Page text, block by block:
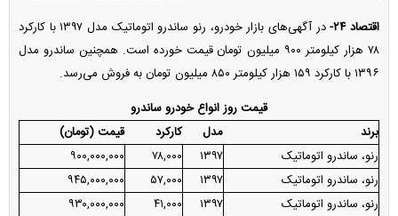
اقتصاد ۲۴-
در آگهی‌های بازار خودرو، رنو ساندرو اتوماتیک مدل ۱۳۹۷ با کارکرد
۷۸ هزار کیلومتر ۹۰۰ میلیون تومان قیمت خورده است. همچنین ساندرو مدل
۱۳۹۶ با کارکرد ۱۵۹ هزار کیلومتر ۸۵۰ میلیون تومان به فروش می‌رسد.
قیمت روز انواع خودرو ساندرو
برند
مدل کارکرد
قیمت (تومان)
رنو، ساندرو اتوماتیک
۱۳۹۷ ۷۸,۰۰۰
۹۰۰,۰۰۰,۰۰۰
رنو، ساندرو اتوماتیک
۱۳۹۷ ۵۷,۰۰۰
۹۴۵,۰۰۰,۰۰۰
رنو، ساندرو اتوماتیک
۱۳۹۷ ۴۱,۰۰۰
۹۳۰,۰۰۰,۰۰۰